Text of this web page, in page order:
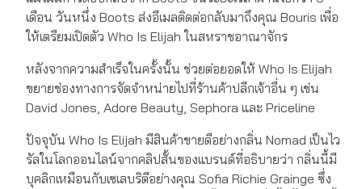
เดือน วันหนึ่ง Boots ส่งอีเมลติดต่อกลับมาถึงคุณ Bouris เพื่อ
ให้เตรียมเปิดตัว Who Is Elijah ในสหราชอาณาจักร
หลังจากความสำเร็จในครั้งนั้น ช่วยต่อยอดให้ Who Is Elijah
ขยายช่องทางการจัดจำหน่ายไปที่ร้านค้าปลีกเจ้าอื่น ๆ เช่น
David Jones, Adore Beauty, Sephora และ Priceline
ปัจจุบัน Who Is Elijah มีสินค้าขายดีอย่างกลิ่น Nomad เป็นไว
รัลในโลกออนไลน์จากคลิปสั้นของแบรนด์ที่อธิบายว่า กลิ่นนี้มี
บุคลิกเหมือนกับเซเลบริตีอย่างคุณ Sofia Richie Grainge ซึ่ง